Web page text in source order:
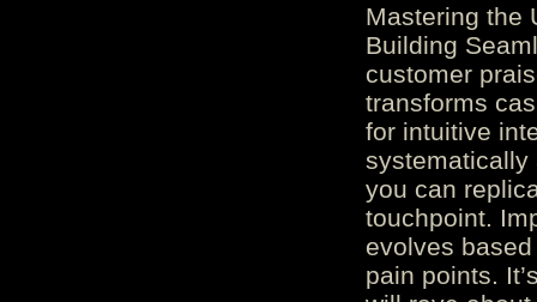
Mastering the
Building
customer
transforms
for intuitive
systematically
you can
touchpoint.
evolves
pain points.